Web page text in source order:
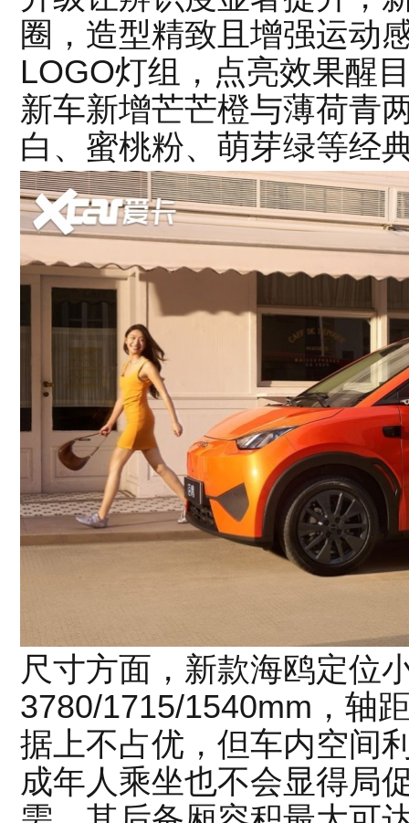
圈，造型精致且增强运动
LOGO灯组，点亮效果醒
新车新增芒芒橙与薄荷青
白、蜜桃粉、萌芽绿等经
尺寸方面，新款海鸥定位
3780/1715/1540mm，轴
据上不占优，但车内空间
成年人乘坐也不会显得局